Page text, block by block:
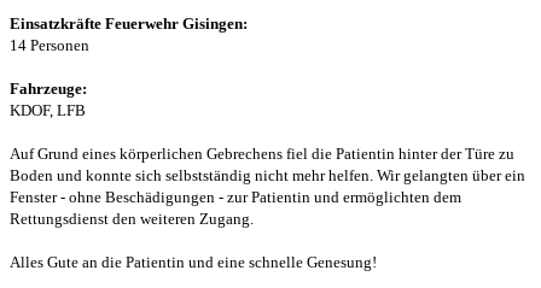
Einsatzkräfte Feuerwehr Gisingen:
14 Personen
Fahrzeuge:
KDOF, LFB
Auf Grund eines körperlichen Gebrechens fiel die Patientin hinter der Türe zu
Boden und konnte sich selbstständig nicht mehr helfen. Wir gelangten über ein
Fenster - ohne Beschädigungen - zur Patientin und ermöglichten dem
Rettungsdienst den weiteren Zugang.
Alles Gute an die Patientin und eine schnelle Genesung!